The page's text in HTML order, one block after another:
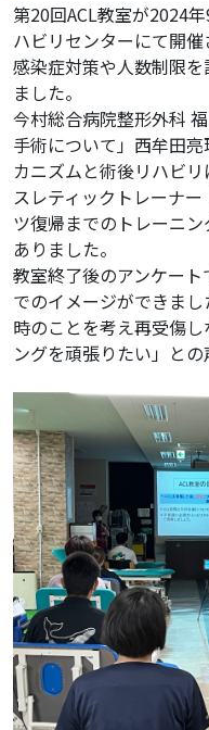
第20回ACL教室が2024
ハビリセンターにて開催
感染症対策や人数制限
ました。
今村総合病院整形外科
手術について」西牟田
カニズムと術後リハビ
スレティックトレーナ
ツ復帰までのトレーニ
ありました。
教室終了後のアンケー
でのイメージができま
時のことを考え再受傷
ングを頑張りたい」との